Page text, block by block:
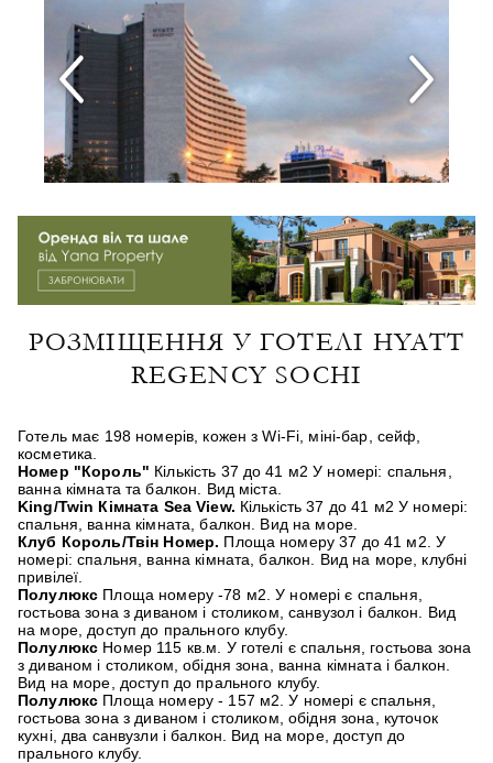
РОЗМІЩЕННЯ У ГОТЕЛІ HYATT
REGENCY SOCHI
Готель має 198 номерів, кожен з Wi-Fi, міні-бар, сейф,
косметика.
Номер "Король" Кількість 37 до 41 м2 У номері: спальня,
ванна кімната та балкон. Вид міста.
King/Twin Кімната Sea View. Кількість 37 до 41 м2 У номері:
спальня, ванна кімната, балкон. Вид на море.
Клуб Король/Твін Номер. Площа номеру 37 до 41 м2. У
номері: спальня, ванна кімната, балкон. Вид на море, клубні
привілеї.
Полулюкс Площа номеру -78 м2. У номері є спальня,
гостьова зона з диваном і столиком, санвузол і балкон. Вид
на море, доступ до прального клубу.
Полулюкс Номер 115 кв.м. У готелі є спальня, гостьова зона
з диваном і столиком, обідня зона, ванна кімната і балкон.
Вид на море, доступ до прального клубу.
Полулюкс Площа номеру - 157 м2. У номері є спальня,
гостьова зона з диваном і столиком, обідня зона, куточок
кухні, два санвузли і балкон. Вид на море, доступ до
прального клубу.